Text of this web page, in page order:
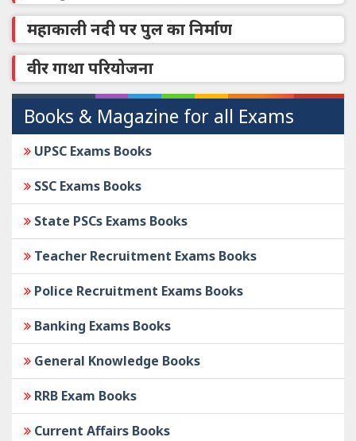
महाकाली नदी पर पुल का निर्माण
वीर गाथा परियोजना
Books & Magazine for all Exams
UPSC Exams Books
SSC Exams Books
State PSCs Exams Books
Teacher Recruitment Exams Books
Police Recruitment Exams Books
Banking Exams Books
General Knowledge Books
RRB Exam Books
Current Affairs Books